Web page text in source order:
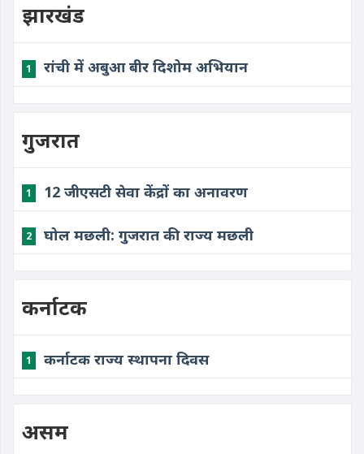
झारखंड
1 रांची में अबुआ बीर दिशोम अभियान
गुजरात
1 12 जीएसटी सेवा केंद्रों का अनावरण
2 घोल मछली: गुजरात की राज्य मछली
कर्नाटक
1 कर्नाटक राज्य स्थापना दिवस
असम